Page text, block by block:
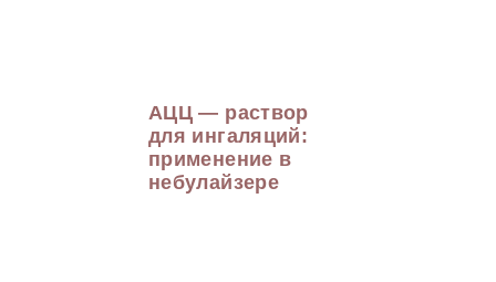
АЦЦ — раствор
для ингаляций:
применение в
небулайзере